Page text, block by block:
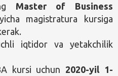
Master of Business
magistratura kursiga
iqtidor va yetakchilik
kursi uchun 2020-yil 1-